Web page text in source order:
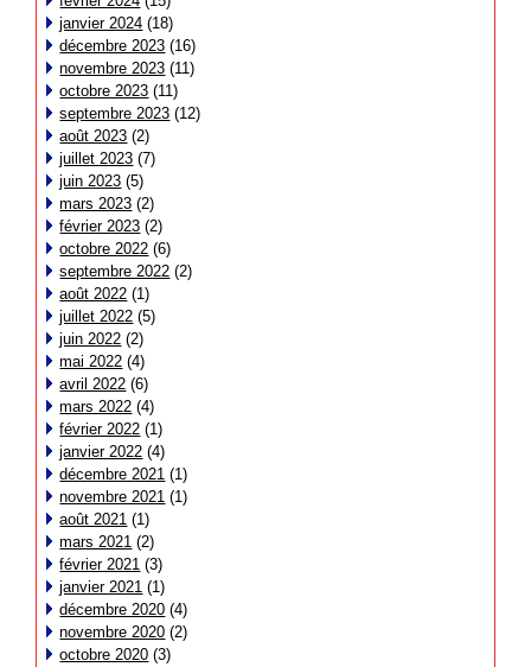
janvier 2024 (18)
décembre 2023 (16)
novembre 2023 (11)
octobre 2023 (11)
septembre 2023 (12)
août 2023 (2)
juillet 2023 (7)
juin 2023 (5)
mars 2023 (2)
février 2023 (2)
octobre 2022 (6)
septembre 2022 (2)
août 2022 (1)
juillet 2022 (5)
juin 2022 (2)
mai 2022 (4)
avril 2022 (6)
mars 2022 (4)
février 2022 (1)
janvier 2022 (4)
décembre 2021 (1)
novembre 2021 (1)
août 2021 (1)
mars 2021 (2)
février 2021 (3)
janvier 2021 (1)
décembre 2020 (4)
novembre 2020 (2)
octobre 2020 (3)